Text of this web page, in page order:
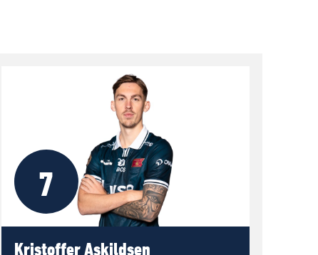
7
Kristoffer Askildsen